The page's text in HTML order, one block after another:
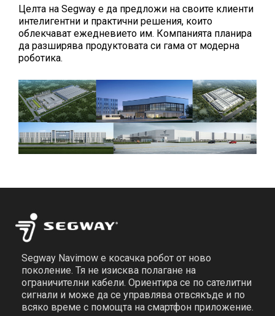
Целта на Segway е да предложи на своите клиенти
интелигентни и практични решения, които
облекчават ежедневието им. Компанията планира
да разширява продуктовата си гама от модерна
роботика.
Segway Navimow е косачка робот от ново
поколение. Тя не изисква полагане на
ограничителни кабели. Ориентира се по сателитни
сигнали и може да се управлява отвсякъде и по
всяко време с помощта на смартфон приложение.